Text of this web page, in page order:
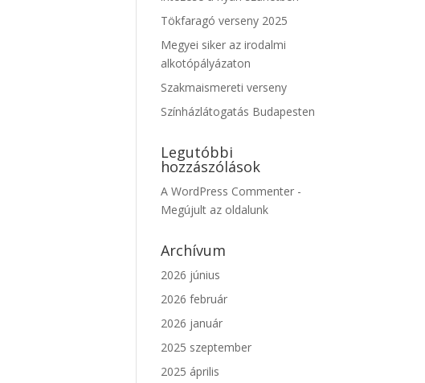
Tökfaragó verseny 2025
Megyei siker az irodalmi
alkotópályázaton
Szakmaismereti verseny
Színházlátogatás Budapesten
Legutóbbi
hozzászólások
A WordPress Commenter -
Megújult az oldalunk
Archívum
2026 június
2026 február
2026 január
2025 szeptember
2025 április